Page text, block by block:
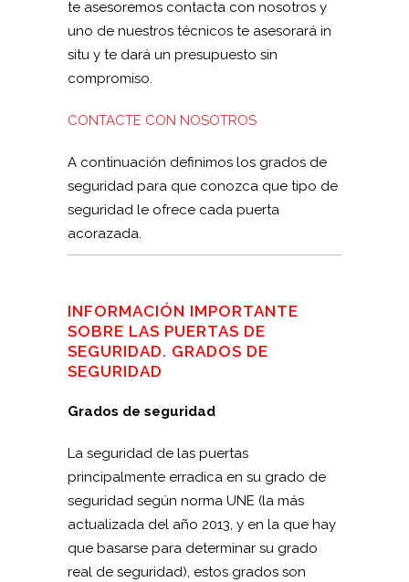
te asesoremos contacta con nosotros y
uno de nuestros técnicos te asesorará in
situ y te dará un presupuesto sin
compromiso.
CONTACTE CON NOSOTROS
A continuación definimos los grados de
seguridad para que conozca que tipo de
seguridad le ofrece cada puerta
acorazada.
INFORMACIÓN IMPORTANTE
SOBRE LAS PUERTAS DE
SEGURIDAD. GRADOS DE
SEGURIDAD
Grados de seguridad
La seguridad de las puertas
principalmente erradica en su grado de
seguridad según norma UNE (la más
actualizada del año 2013, y en la que hay
que basarse para determinar su grado
real de seguridad), estos grados son